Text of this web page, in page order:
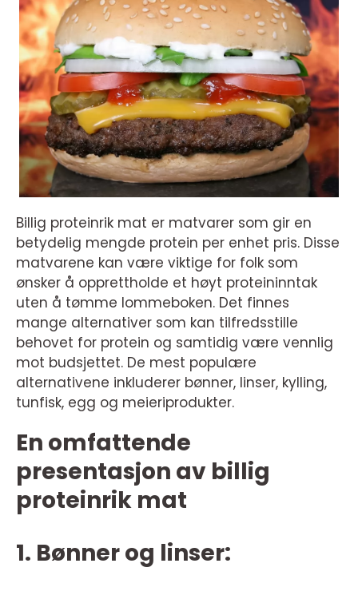
Billig proteinrik mat er matvarer som gir en
betydelig mengde protein per enhet pris. Disse
matvarene kan være viktige for folk som
ønsker å opprettholde et høyt proteininntak
uten å tømme lommeboken. Det finnes
mange alternativer som kan tilfredsstille
behovet for protein og samtidig være vennlig
mot budsjettet. De mest populære
alternativene inkluderer bønner, linser, kylling,
tunfisk, egg og meieriprodukter.
En omfattende
presentasjon av billig
proteinrik mat
1. Bønner og linser: